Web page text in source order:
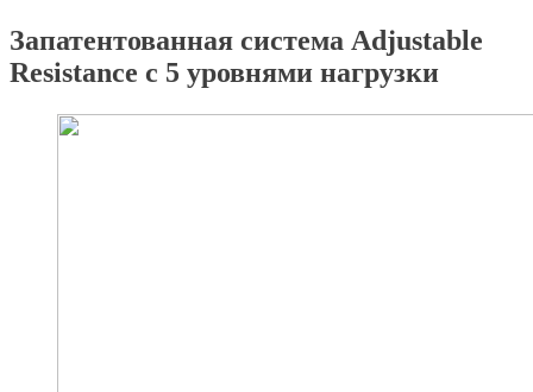
Запатентованная система Adjustable
Resistance c 5 уровнями нагрузки